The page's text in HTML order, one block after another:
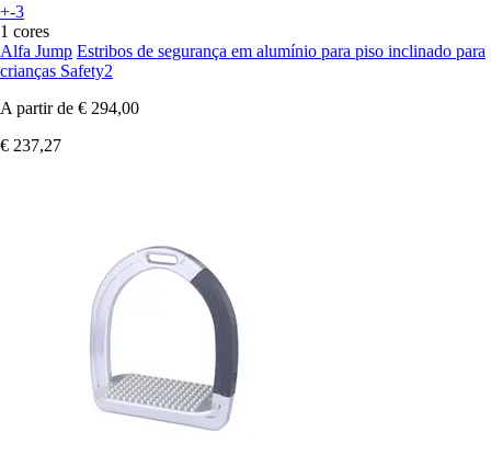
+-3
1 cores
Alfa Jump Estribos de segurança em alumínio para piso inclinado para
crianças Safety2
A partir de € 294,00
€ 237,27